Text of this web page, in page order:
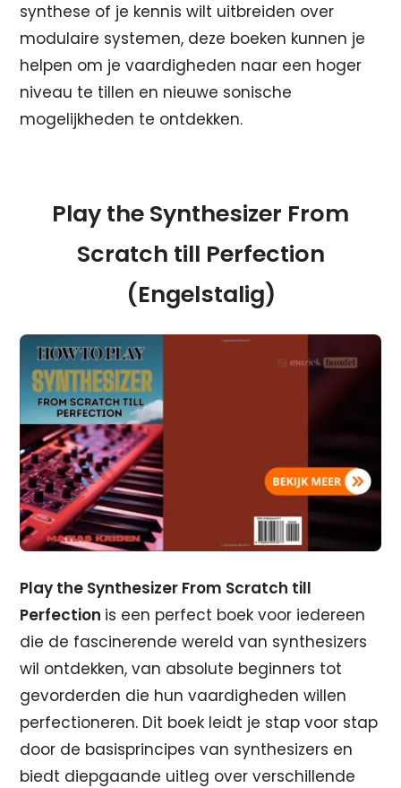
synthese of je kennis wilt uitbreiden over
modulaire systemen, deze boeken kunnen je
helpen om je vaardigheden naar een hoger
niveau te tillen en nieuwe sonische
mogelijkheden te ontdekken.
Play the Synthesizer From
Scratch till Perfection
(Engelstalig)
Play the Synthesizer From Scratch till
Perfection is een perfect boek voor iedereen
die de fascinerende wereld van synthesizers
wil ontdekken, van absolute beginners tot
gevorderden die hun vaardigheden willen
perfectioneren. Dit boek leidt je stap voor stap
door de basisprincipes van synthesizers en
biedt diepgaande uitleg over verschillende